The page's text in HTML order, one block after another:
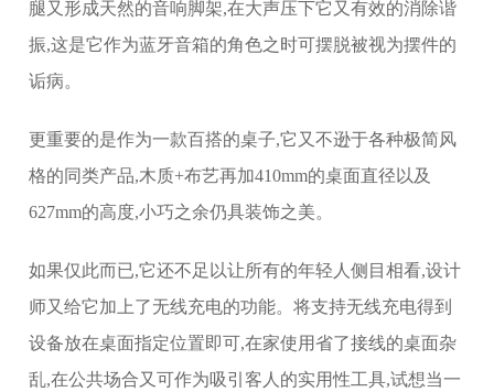
腿又形成天然的音响脚架,在大声压下它又有效的消除谐
振,这是它作为蓝牙音箱的角色之时可摆脱被视为摆件的
诟病。
更重要的是作为一款百搭的桌子,它又不逊于各种极简风
格的同类产品,木质+布艺再加410mm的桌面直径以及
627mm的高度,小巧之余仍具装饰之美。
如果仅此而已,它还不足以让所有的年轻人侧目相看,设计
师又给它加上了无线充电的功能。将支持无线充电得到
设备放在桌面指定位置即可,在家使用省了接线的桌面杂
乱,在公共场合又可作为吸引客人的实用性工具,试想当一